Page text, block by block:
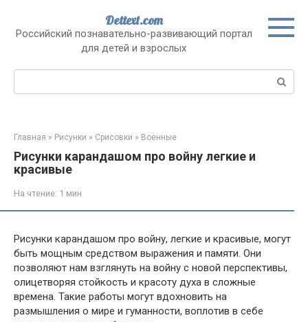
контенту
Dettext.com
Российский познавательно-развивающий портал
для детей и взрослых
Поиск:
Главная » Рисунки » Срисовки » Военные
Рисунки карандашом про войну легкие и
красивые
На чтение: 1 мин
Рисунки карандашом про войну, легкие и красивые, могут
быть мощным средством выражения и памяти. Они
позволяют нам взглянуть на войну с новой перспективы,
олицетворяя стойкость и красоту духа в сложные
времена. Такие работы могут вдохновить на
размышления о мире и гуманности, воплотив в себе